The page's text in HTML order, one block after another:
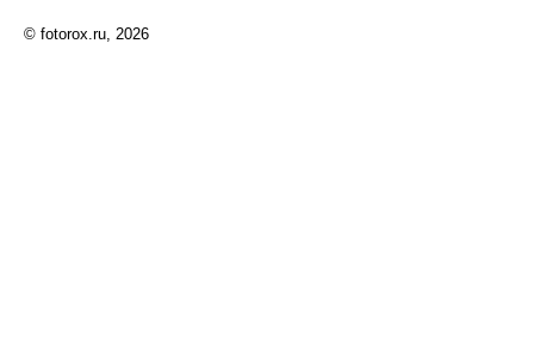
© fotorox.ru, 2026